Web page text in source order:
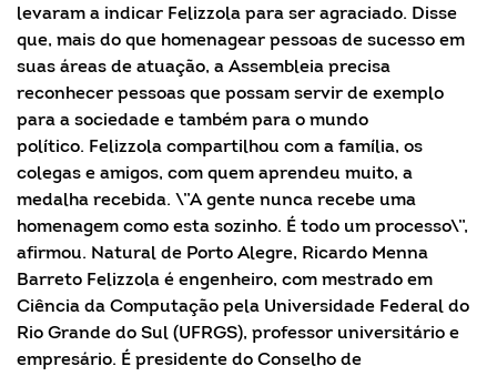
levaram a indicar Felizzola para ser agraciado. Disse
que, mais do que homenagear pessoas de sucesso em
suas áreas de atuação, a Assembleia precisa
reconhecer pessoas que possam servir de exemplo
para a sociedade e também para o mundo
político. Felizzola compartilhou com a família, os
colegas e amigos, com quem aprendeu muito, a
medalha recebida. \”A gente nunca recebe uma
homenagem como esta sozinho. É todo um processo\”,
afirmou. Natural de Porto Alegre, Ricardo Menna
Barreto Felizzola é engenheiro, com mestrado em
Ciência da Computação pela Universidade Federal do
Rio Grande do Sul (UFRGS), professor universitário e
empresário. É presidente do Conselho de